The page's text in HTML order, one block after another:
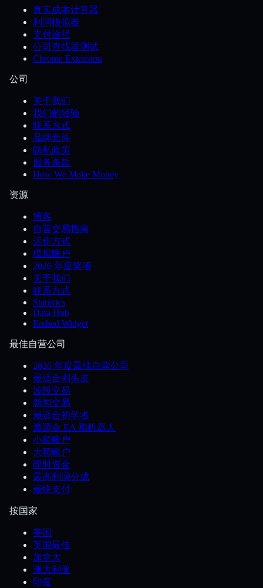
真实成本计算器
利润模拟器
支付途径
公司查找器测试
Chrome Extension
公司
关于我们
我们的经验
联系方式
品牌套件
隐私政策
服务条款
How We Make Money
资源
博客
自营交易指南
运作方式
模拟账户
2026 年度奖项
关于我们
联系方式
Statistics
Data Hub
Embed Widget
最佳自营公司
2026 年度最佳自营公司
最适合剥头皮
波段交易
新闻交易
最适合初学者
最适合 EA 和机器人
小额账户
大额账户
即时资金
最高利润分成
最快支付
按国家
美国
英国最佳
加拿大
澳大利亚
印度